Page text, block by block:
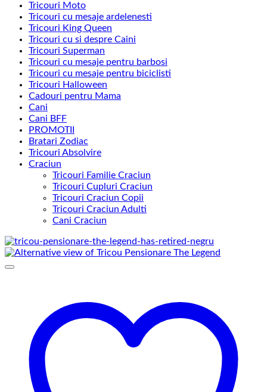
Tricouri Moto
Tricouri cu mesaje ardelenesti
Tricouri King Queen
Tricouri cu si despre Caini
Tricouri Superman
Tricouri cu mesaje pentru barbosi
Tricouri cu mesaje pentru biciclisti
Tricouri Halloween
Cadouri pentru Mama
Cani
Cani BFF
PROMOTII
Bratari Zodiac
Tricouri Absolvire
Craciun
Tricouri Familie Craciun
Tricouri Cupluri Craciun
Tricouri Craciun Copii
Tricouri Craciun Adulti
Cani Craciun